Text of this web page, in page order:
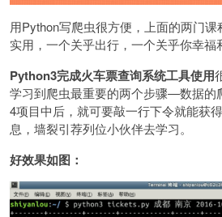
用Python写爬虫很方便，上面的两门
实用，一个关乎出行，一个关乎你幸
Python3完成火车票查询系统工具使用
学习到爬虫最重要的两个步骤—数据的
4项目中后，就可要敲一行下令就能获
息，墙裂引荐列位小伙伴去学习。
好效果如图：